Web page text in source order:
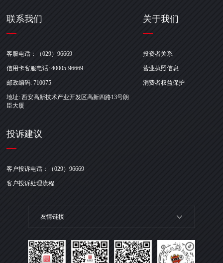
联系我们
客服电话：（029）96669
信用卡客服电话: 40005-96669
邮政编码: 710075
地址: 西安高新技术产业开发区高新四路13号朗
臣大厦
关于我们
投资者关系
营业执照信息
消费者权益保护
投诉建议
客户投诉电话：（029）96669
客户投诉处理流程
友情链接